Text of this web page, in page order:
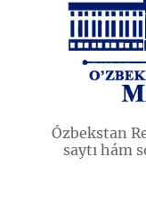
Ózbekstan
saytı hám